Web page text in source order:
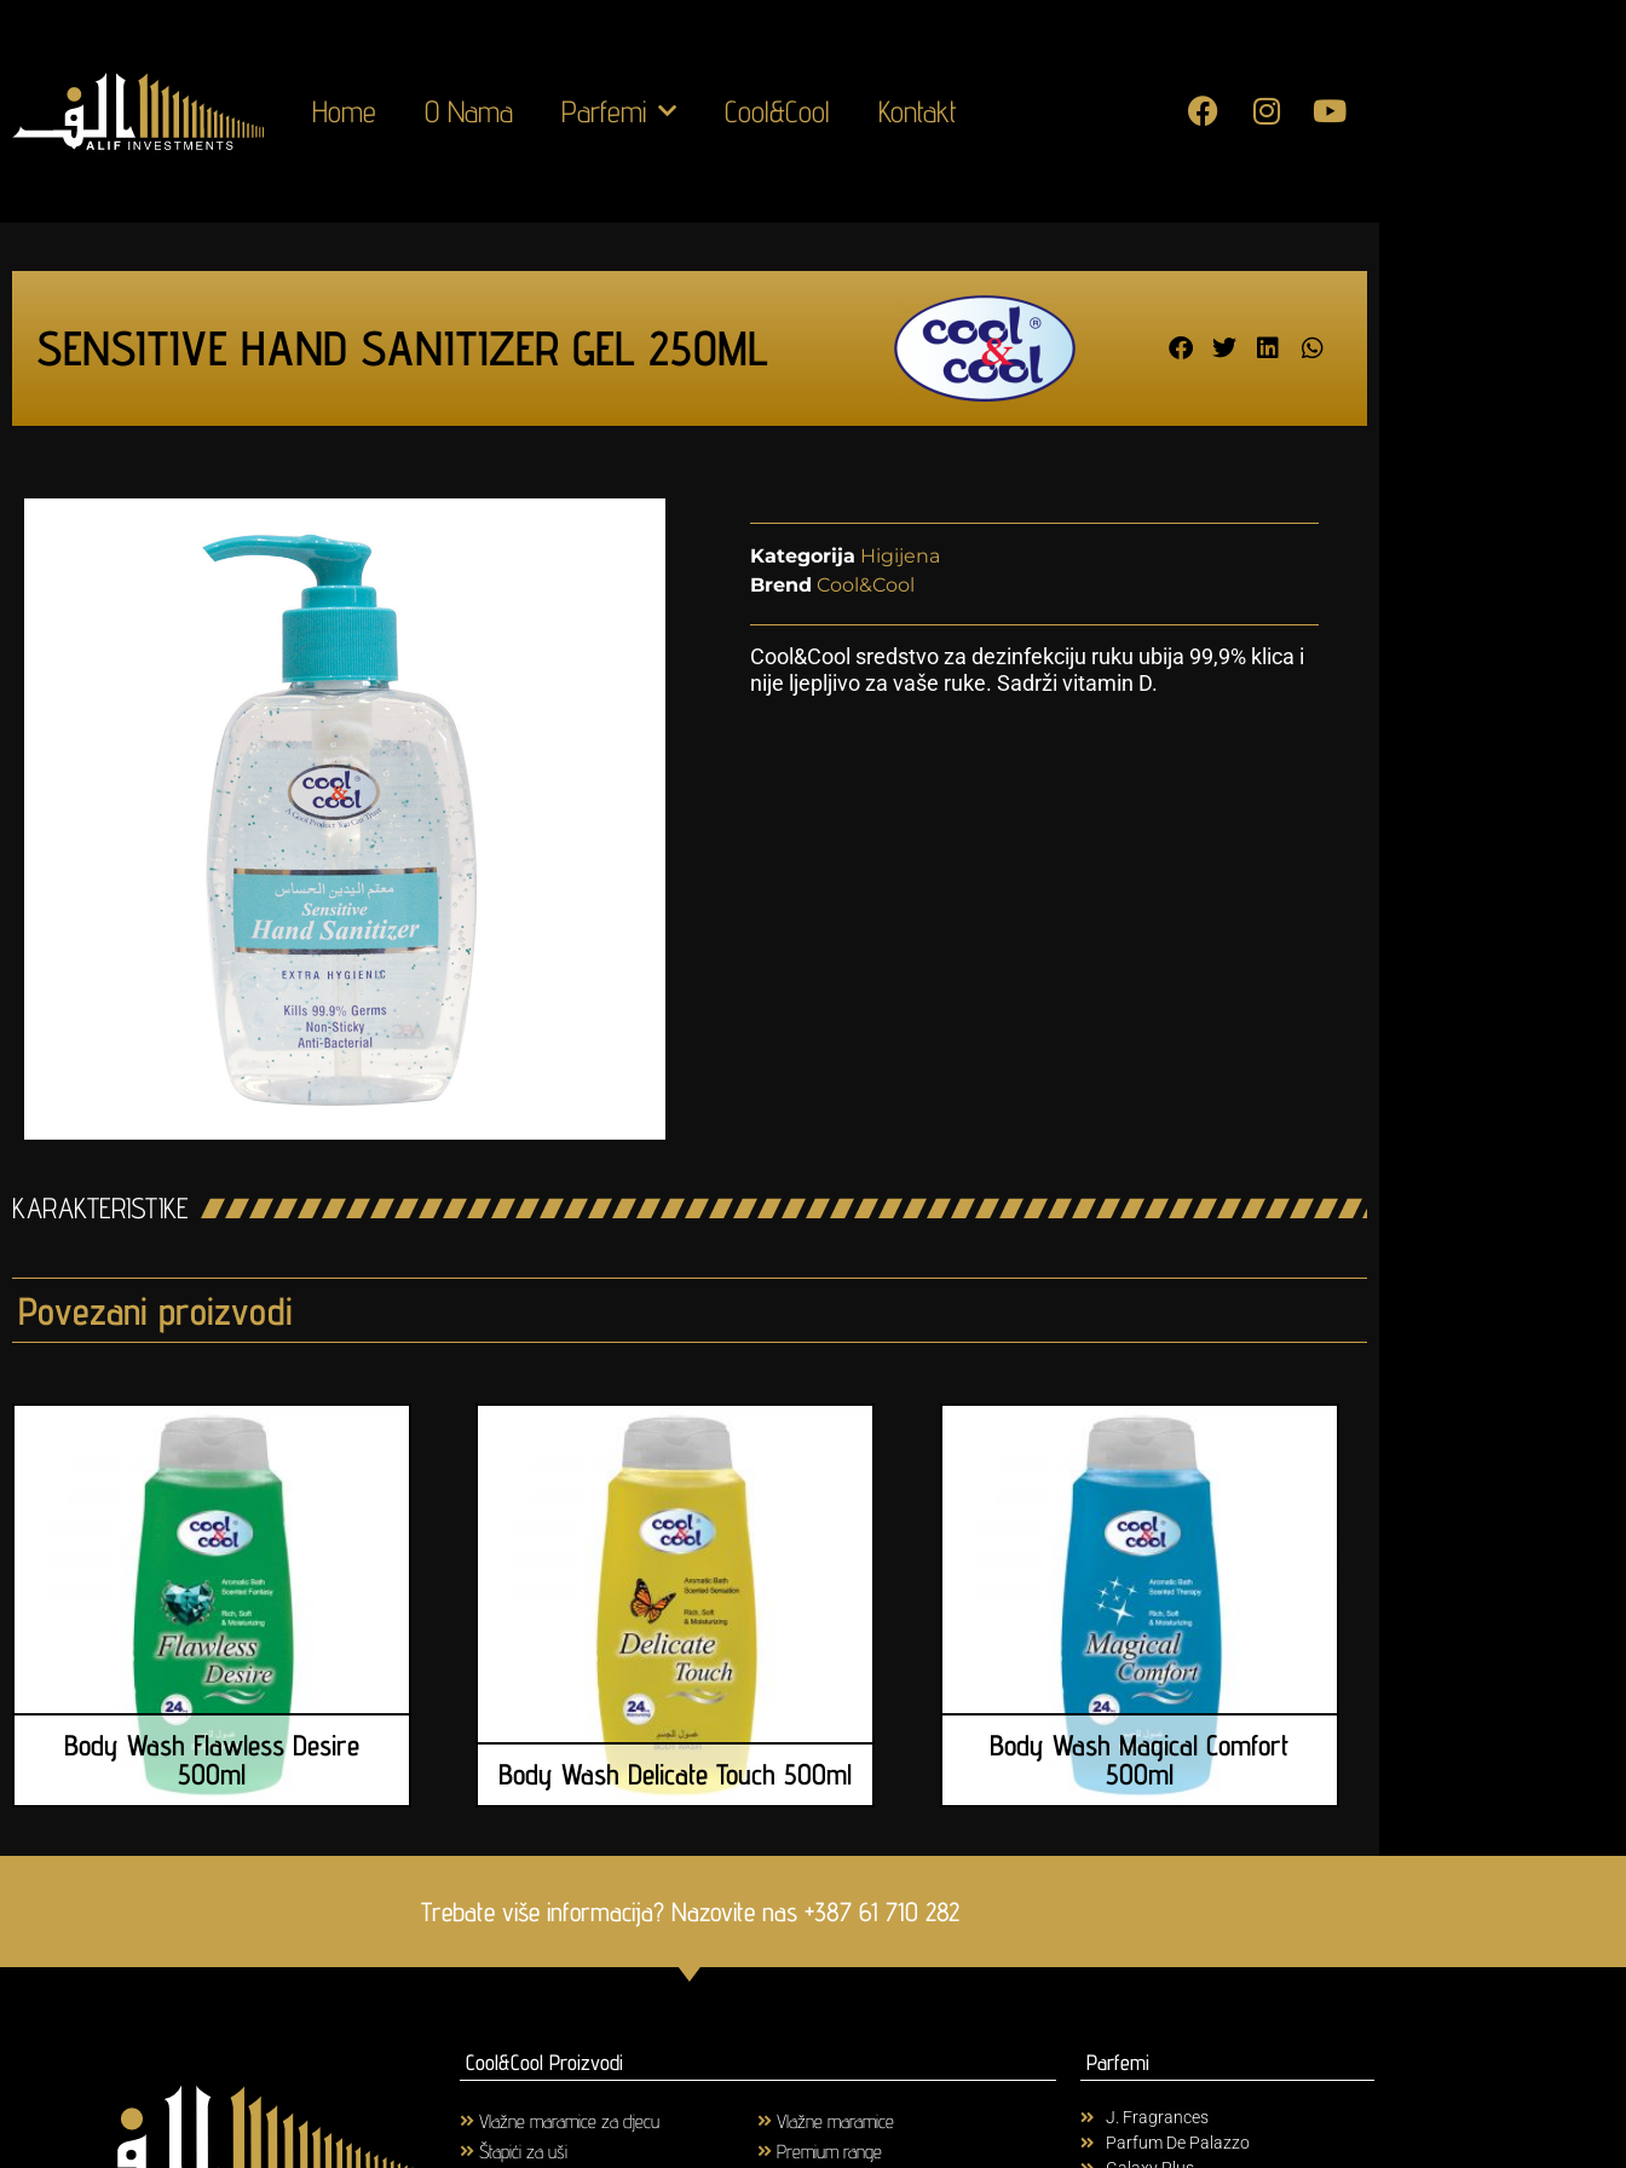
Home O Nama Parfemi Cool&Cool Kontakt
SENSITIVE HAND SANITIZER GEL 250ML
Kategorija Higijena
Brend Cool&Cool
Cool&Cool sredstvo za dezinfekciju ruku ubija 99,9% klica i
nije ljepljivo za vaše ruke. Sadrži vitamin D.
KARAKTERISTIKE
Povezani proizvodi
Body Wash Flawless Desire
500ml
Body Wash Delicate Touch 500ml
Body Wash Magical Comfort
500ml
Trebate više informacija? Nazovite nas +387 61 710 282
Cool&Cool Proizvodi
Vlažne maramice za djecu Vlažne maramice
Štapići za uši
Premium range
Parfemi
J. Fragrances
Parfum De Palazzo